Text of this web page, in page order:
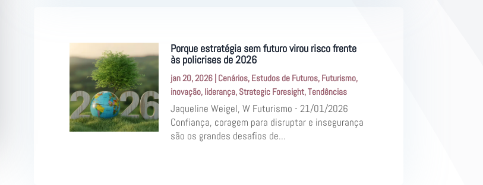
Porque estratégia sem futuro virou risco frente
às policrises de 2026
jan 20, 2026 | Cenários, Estudos de Futuros, Futurismo,
inovação, liderança, Strategic Foresight,Tendências
Jaqueline Weigel, W Futurismo - 21/01/2026
Confiança, coragem para disruptar e insegurança
são os grandes desafios de...